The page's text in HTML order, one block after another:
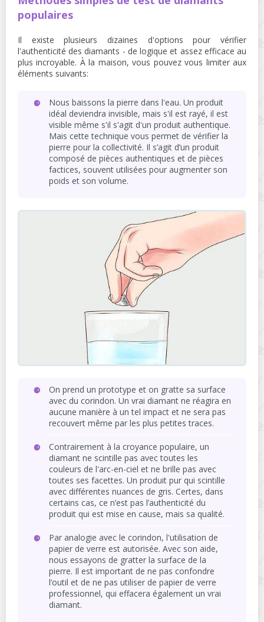
populaires
Il existe plusieurs dizaines d'options pour vérifier
l'authenticité des diamants - de logique et assez efficace au
plus incroyable. À la maison, vous pouvez vous limiter aux
éléments suivants:
Nous baissons la pierre dans l'eau. Un produit
idéal deviendra invisible, mais s'il est rayé, il est
visible même s'il s'agit d'un produit authentique.
Mais cette technique vous permet de vérifier la
pierre pour la collectivité. Il s’agit d’un produit
composé de pièces authentiques et de pièces
factices, souvent utilisées pour augmenter son
poids et son volume.
On prend un prototype et on gratte sa surface
avec du corindon. Un vrai diamant ne réagira en
aucune manière à un tel impact et ne sera pas
recouvert même par les plus petites traces.
Contrairement à la croyance populaire, un
diamant ne scintille pas avec toutes les
couleurs de l'arc-en-ciel et ne brille pas avec
toutes ses facettes. Un produit pur qui scintille
avec différentes nuances de gris. Certes, dans
certains cas, ce n’est pas l’authenticité du
produit qui est mise en cause, mais sa qualité.
Par analogie avec le corindon, l'utilisation de
papier de verre est autorisée. Avec son aide,
nous essayons de gratter la surface de la
pierre. Il est important de ne pas confondre
l’outil et de ne pas utiliser de papier de verre
professionnel, qui effacera également un vrai
diamant.